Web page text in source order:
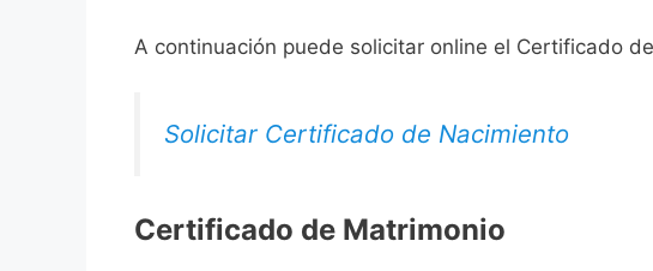
A continuación puede solicitar online el Certificado
Solicitar Certificado de Nacimiento
Certificado de Matrimonio